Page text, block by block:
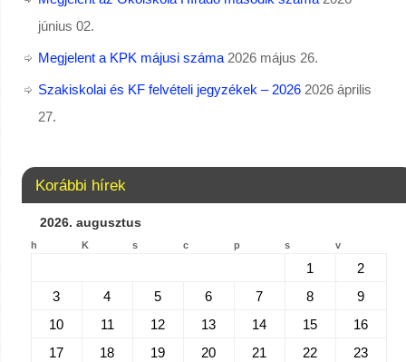
június 02.
Megjelent a KPK májusi száma 2026 május 26.
Szakiskolai és KF felvételi jegyzékek – 2026 2026 április
27.
Korábbi hírek
2026. augusztus
h K s c p s v
1
2
3
4 5 6 7 8
9
10
11 12 13 14 15
16
17
18 19 20 21 22
23